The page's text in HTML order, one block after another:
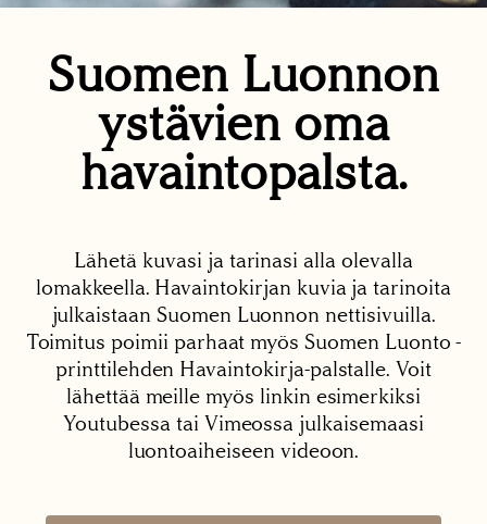
Suomen Luonnon
ystävien oma
havaintopalsta.
Lähetä kuvasi ja tarinasi alla olevalla
lomakkeella. Havaintokirjan kuvia ja tarinoita
julkaistaan Suomen Luonnon nettisivuilla.
Toimitus poimii parhaat myös Suomen Luonto -
printtilehden Havaintokirja-palstalle. Voit
lähettää meille myös linkin esimerkiksi
Youtubessa tai Vimeossa julkaisemaasi
luontoaiheiseen videoon.